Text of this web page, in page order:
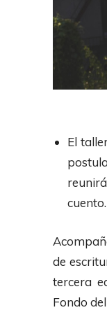
El
de
tercera
Fondo